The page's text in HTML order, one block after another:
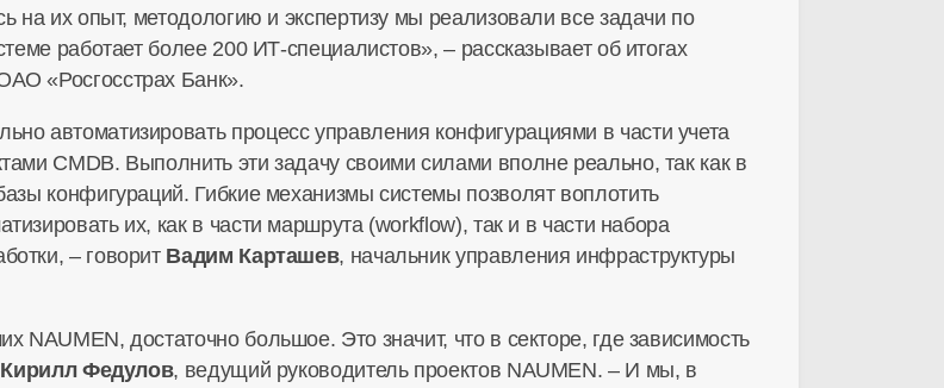
на их опыт, методологию и экспертизу мы реализовали все задачи по
работает более 200 ИТ-специалистов», – рассказывает об итогах
«Росгосстрах Банк».
автоматизировать процесс управления конфигурациями в части учета
CMDB. Выполнить эти задачу своими силами вполне реально, так как в
конфигураций. Гибкие механизмы системы позволят воплотить
их, как в части маршрута (workflow), так и в части набора
– говорит Вадим Карташев, начальник управления инфраструктуры
NAUMEN, достаточно большое. Это значит, что в секторе, где зависимость
Кирилл Федулов, ведущий руководитель проектов NAUMEN. – И мы, в